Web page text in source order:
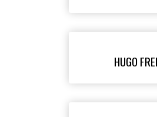
HUGO